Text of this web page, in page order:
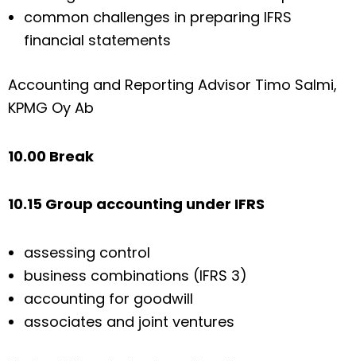
common challenges in preparing IFRS
financial statements
Accounting and Reporting Advisor Timo Salmi,
KPMG Oy Ab
10.00 Break
10.15 Group accounting under IFRS
assessing control
business combinations (IFRS 3)
accounting for goodwill
associates and joint ventures